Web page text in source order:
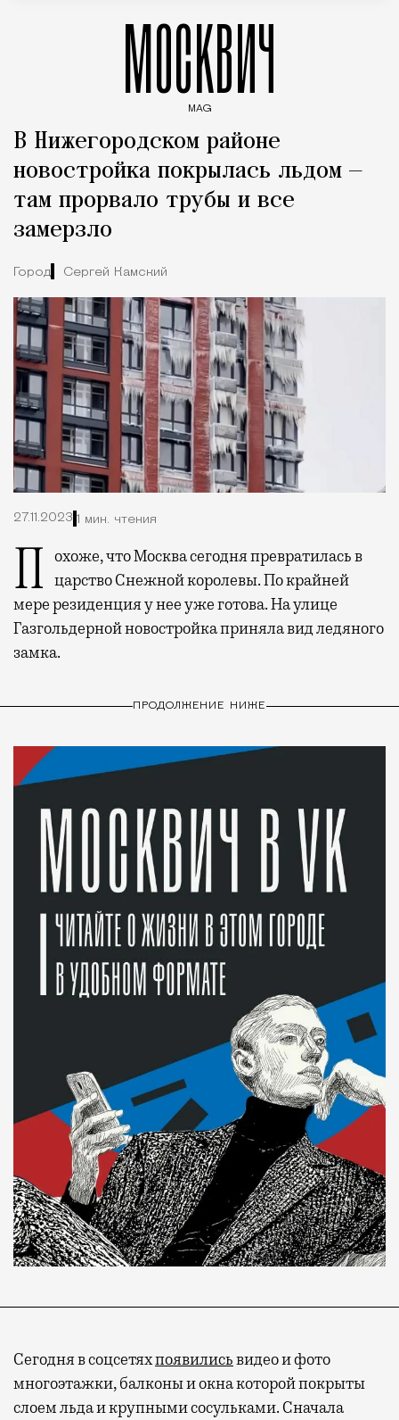
МОСКВИЧ
MAG
В Нижегородском районе
новостройка покрылась льдом —
там прорвало трубы и все
замерзло
Город Сергей Камский
27.11.2023 1 мин. чтения
Похоже, что Москва сегодня превратилась в царство Снежной королевы. По крайней
мере резиденция у нее уже готова. На улице
Газгольдерной новостройка приняла вид ледяного
замка.
ПРОДОЛЖЕНИЕ НИЖЕ
Сегодня в соцсетяхпоявилисьвидео и фото
многоэтажки, балконы и окна которой покрыты
слоем льда и крупными сосульками. Сначала